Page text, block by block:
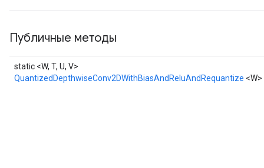
Публичные методы
static <W, T, U, V>
QuantizedDepthwiseConv2DWithBiasAndReluAndRequantize <W>